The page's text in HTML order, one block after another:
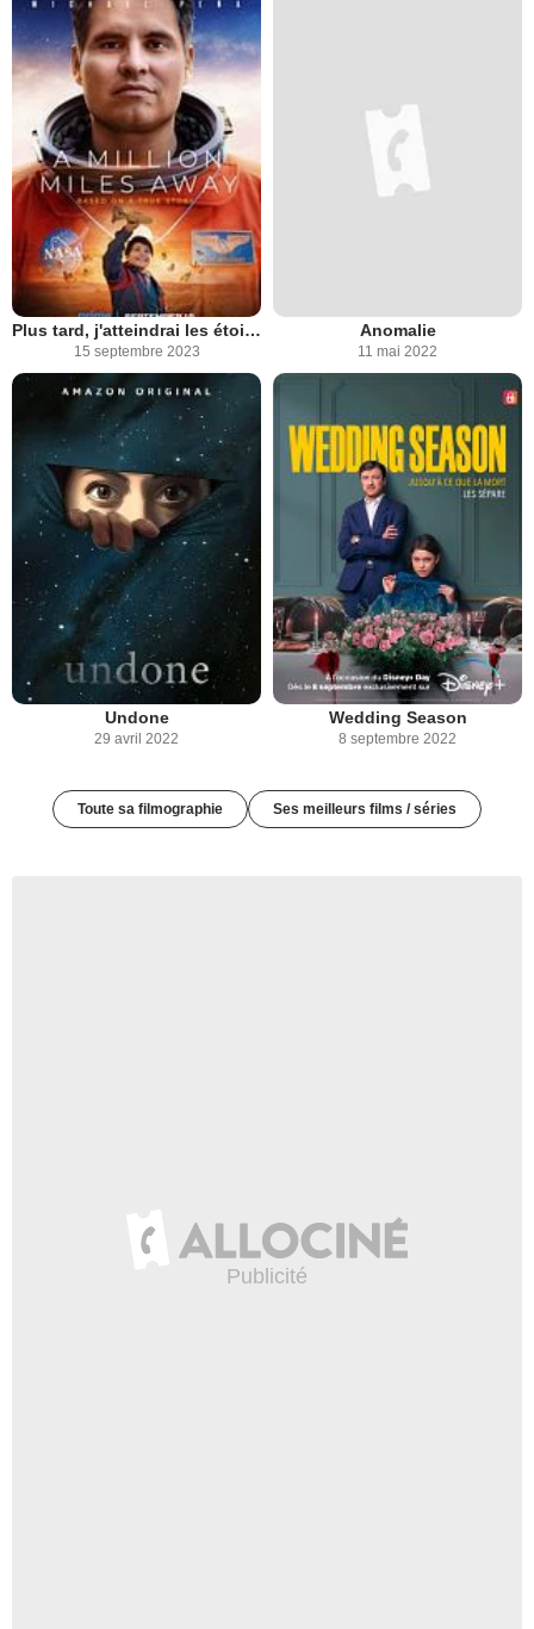
Plus tard, j'atteindrai les étoiles
15 septembre 2023
Anomalie
11 mai 2022
Undone
29 avril 2022
Wedding Season
8 septembre 2022
Toute sa filmographie Ses meilleurs films / séries